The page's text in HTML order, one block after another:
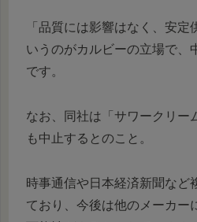
「品質には影響はなく、安定
いうのがカルビーの立場で、
です。
なお、同社は「サワークリー
も中止するとのこと。
時事通信や日本経済新聞など
ており、今後は他のメーカー